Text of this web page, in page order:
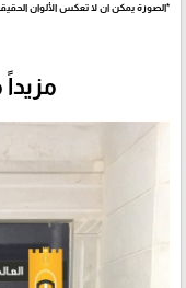
*الصورة يمكن ان لا تعكس الألوان